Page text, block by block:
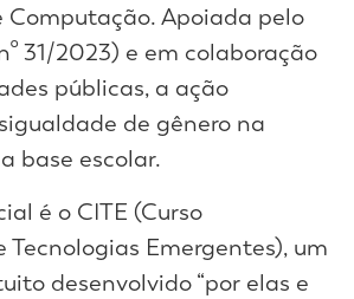
Computação. Apoiada pelo
31/2023) e em colaboração
públicas, a ação
de gênero na
base escolar.
é o CITE (Curso
Tecnologias Emergentes), um
desenvolvido “por elas e